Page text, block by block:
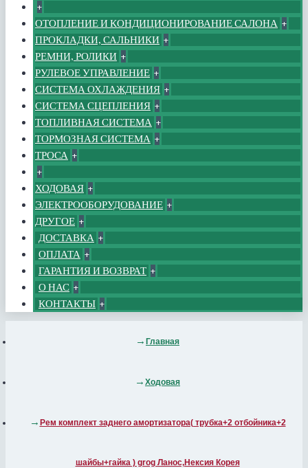
+
ОТОПЛЕНИЕ И КОНДИЦИОНИРОВАНИЕ САЛОНА +
ПРОКЛАДКИ, САЛЬНИКИ +
РЕМНИ, РОЛИКИ +
РУЛЕВОЕ УПРАВЛЕНИЕ +
СИСТЕМА ОХЛАЖДЕНИЯ +
СИСТЕМА СЦЕПЛЕНИЯ +
ТОПЛИВНАЯ СИСТЕМА +
ТОРМОЗНАЯ СИСТЕМА +
ТРОСА +
+
ХОДОВАЯ +
ЭЛЕКТРООБОРУДОВАНИЕ +
ДРУГОЕ +
ДОСТАВКА +
ОПЛАТА +
ГАРАНТИЯ И ВОЗВРАТ +
О НАС +
КОНТАКТЫ +
Главная
Ходовая
Рем комплект заднего амортизатора( трубка+2 отбойника+2
шайбы+гайка ) grog Ланос,Нексия Корея